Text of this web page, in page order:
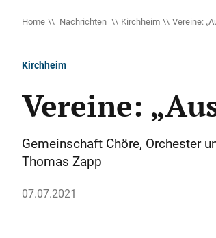
Home Nachrichten Kirchheim Vereine:
Kirchheim
Vereine:
Gemeinschaft Chöre, Orchester
Thomas Zapp
07.07.2021